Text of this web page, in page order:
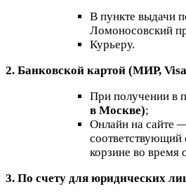
В пункте выдачи
Ломоносовский
Курьеру.
2. Банковской картой (МИР,
При получении в
в Москве);
Онлайн на сайте
соответствующий
корзине во время
3. По счету для юридических